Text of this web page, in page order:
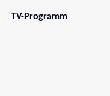
TV-Programm